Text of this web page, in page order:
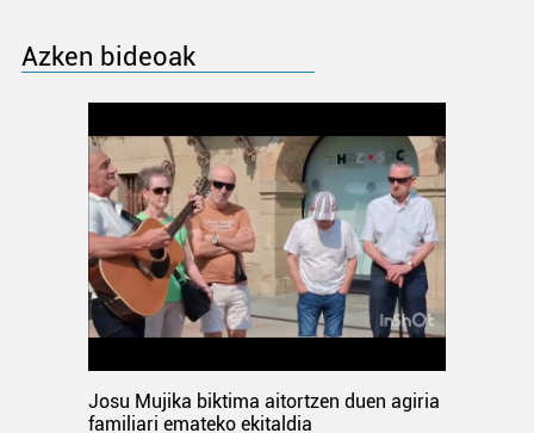
Azken bideoak
Josu Mujika biktima aitortzen duen agiria
familiari emateko ekitaldia